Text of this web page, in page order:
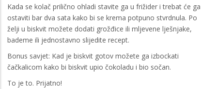
Kada se kolač prilično ohladi stavite ga u frižider i trebat će ga
ostaviti bar dva sata kako bi se krema potpuno stvrdnula. Po
želji u biskvit možete dodati grožđice ili mljevene lješnjake,
bademe ili jednostavno slijedite recept.
Bonus savjet: Kad je biskvit gotov možete ga izbockati
čačkalicom kako bi biskvit upio čokoladu i bio sočan.
To je to. Prijatno!